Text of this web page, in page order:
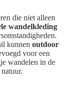
die niet alleen
wandelkleding
kunnen outdoor
voor een
wandelen in de